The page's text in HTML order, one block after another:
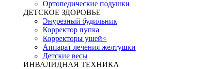
Ортопедические подушки
ДЕТСКОЕ ЗДОРОВЬЕ
Энурезный будильник
Корректор пупка
Корректоры ушей<
Аппарат лечения желтушки
Детские весы
ИНВАЛИДНАЯ ТЕХНИКА